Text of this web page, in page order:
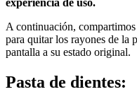
experiencia de uso.
A continuación,
para quitar los rayones de la
pantalla a su estado original.
Pasta de dientes: